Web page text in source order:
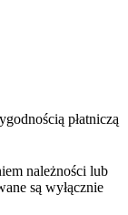
płatniczą
należności lub
są wyłącznie